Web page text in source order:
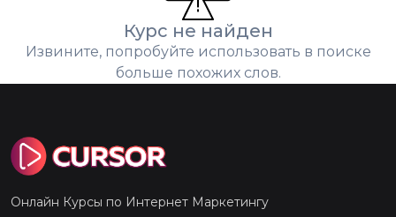
Курс не найден
Извините, попробуйте использовать в поиске
больше похожих слов.
Онлайн Курсы по Интернет Маркетингу